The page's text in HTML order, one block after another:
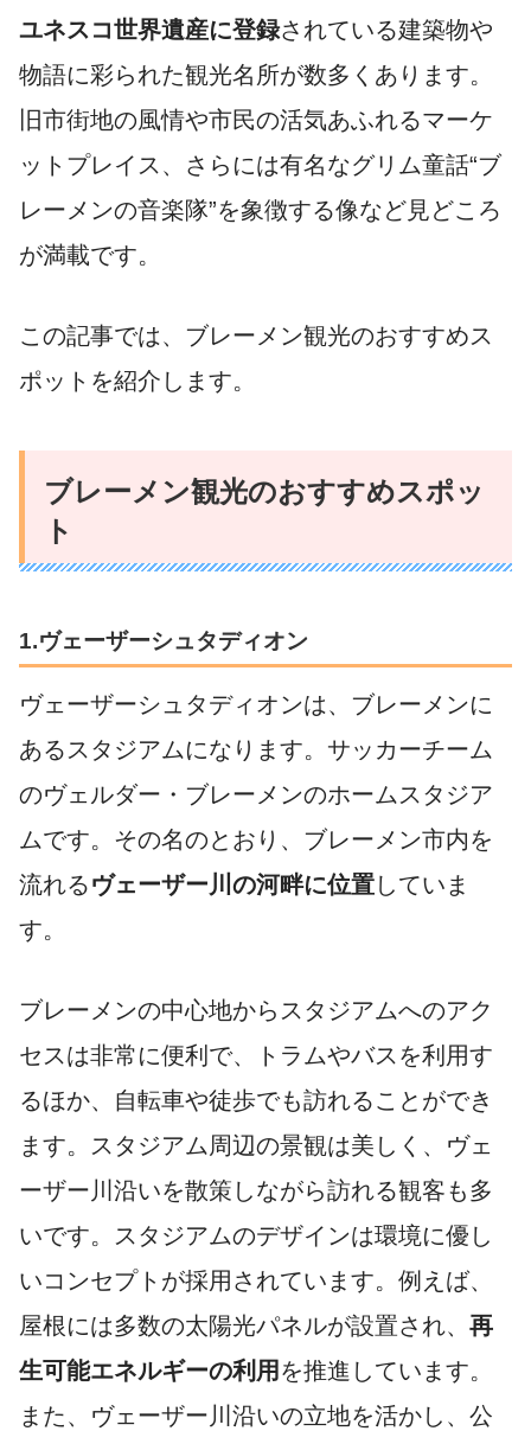
ユネスコ世界遺産に登録されている建築物や
物語に彩られた観光名所が数多くあります。
旧市街地の風情や市民の活気あふれるマーケ
ットプレイス、さらには有名なグリム童話“ブ
レーメンの音楽隊”を象徴する像など見どころ
が満載です。
この記事では、ブレーメン観光のおすすめス
ポットを紹介します。
ブレーメン観光のおすすめスポッ
ト
1.ヴェーザーシュタディオン
ヴェーザーシュタディオンは、ブレーメンに
あるスタジアムになります。サッカーチーム
のヴェルダー・ブレーメンのホームスタジア
ムです。その名のとおり、ブレーメン市内を
流れるヴェーザー川の河畔に位置していま
す。
ブレーメンの中心地からスタジアムへのアク
セスは非常に便利で、トラムやバスを利用す
るほか、自転車や徒歩でも訪れることができ
ます。スタジアム周辺の景観は美しく、ヴェ
ーザー川沿いを散策しながら訪れる観客も多
いです。スタジアムのデザインは環境に優し
いコンセプトが採用されています。例えば、
屋根には多数の太陽光パネルが設置され、 再
生可能エネルギーの利用 を推進しています。
また、ヴェーザー川沿いの立地を活かし、公